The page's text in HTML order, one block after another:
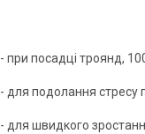
- при посадці троянд,
- для подолання стресу
- для швидкого